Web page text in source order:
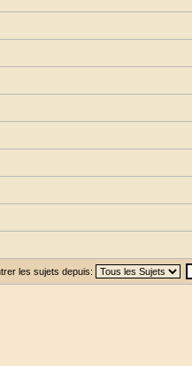
les sujets depuis: